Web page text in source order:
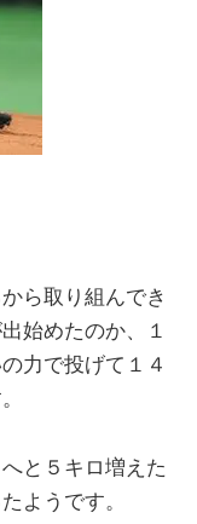
ら取り組んでき
始めたのか、１
力で投げて１４
と５キロ増えた
ようです。